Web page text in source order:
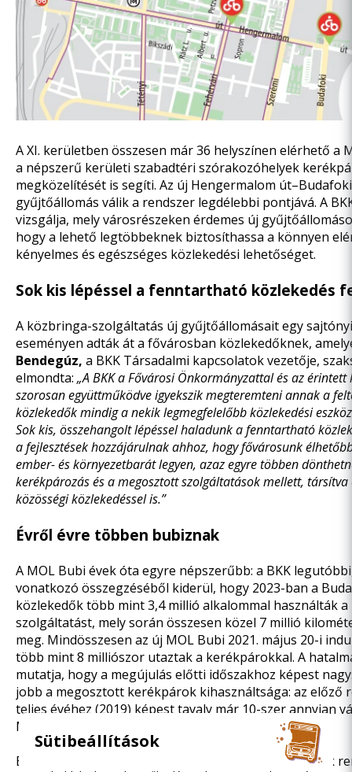
A XI. kerületben összesen már 36 helyszínen elérhető a
a népszerű kerületi szabadtéri szórakozóhelyek
megközelítését is segíti. Az új Hengermalom
gyűjtőállomás válik a rendszer legdélebbi pontjává. A
vizsgálja, mely városrészeken érdemes új
hogy a lehető legtöbbeknek biztosíthassa a könnyen
kényelmes és egészséges közlekedési lehetőséget.
Sok kis lépéssel a fenntartható közlekedés
A közbringa-szolgáltatás új gyűjtőállomásait egy
eseményen adták át a fővárosban közlekedőknek,
Bendegúz, a BKK Társadalmi kapcsolatok vezetője,
elmondta: „A BKK a Fővárosi Önkormányzattal és az érintett
szorosan együttműködve igyekszik megteremteni annak a
közlekedők mindig a nekik legmegfelelőbb közlekedési
Sok kis, összehangolt lépéssel haladunk a fenntartható
a fejlesztések hozzájárulnak ahhoz, hogy fővárosunk
ember- és környezetbarát legyen, azaz egyre többen
kerékpározás és a megosztott szolgáltatások mellett, társítva
közösségi közlekedéssel is.”
Évről évre többen bubiznak
A MOL Bubi évek óta egyre népszerűbb: a BKK
vonatkozó összegzéséből kiderül, hogy 2023-ban a
közlekedők több mint 3,4 millió alkalommal használták
szolgáltatást, mely során összesen közel 7 millió
meg. Mindösszesen az új MOL Bubi 2021. május 20-i
több mint 8 milliószor utaztak a kerékpárokkal. A
mutatja, hogy a megújulás előtti időszakhoz képest
jobb a megosztott kerékpárok kihasználtsága: az előző
teljes évéhez (2019) képest tavaly már 10-szer annyian
MOL Bubit.
Évről évre egyre több gyűjtőállomás áll a felhasználók
Sütibeállítások